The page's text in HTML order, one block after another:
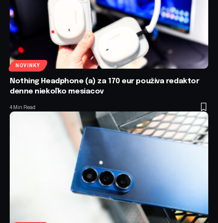
NOVINKY
Nothing Headphone (a) za 170 eur používa redaktor
denne niekoľko mesiacov
4 Min Read